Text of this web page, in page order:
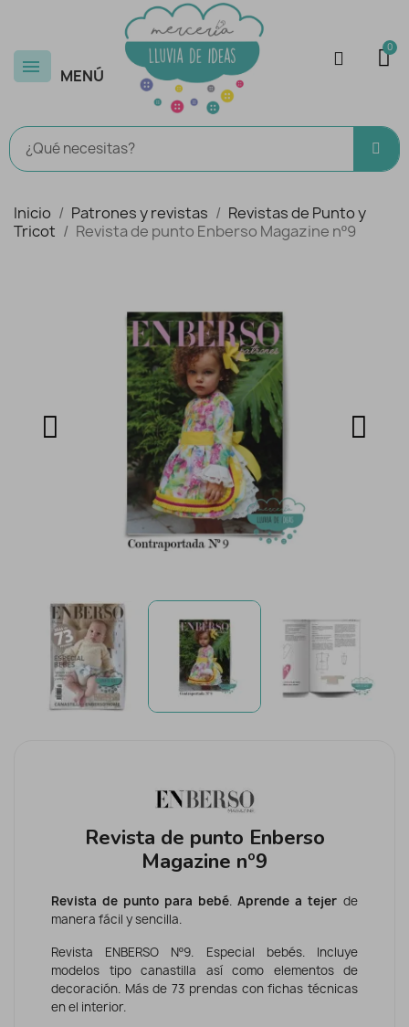
MENÚ
Inicio Patrones y revistas
Revistas de Punto y
Tricot
Revista de punto Enberso Magazine nº9
Revista de punto Enberso
Magazine nº9
Revista de punto para bebé. Aprende a tejer de
manera fácil y sencilla.
Revista ENBERSO Nº9. Especial bebés. Incluye
modelos tipo canastilla así como elementos de
decoración. Más de 73 prendas con fichas técnicas
en el interior.